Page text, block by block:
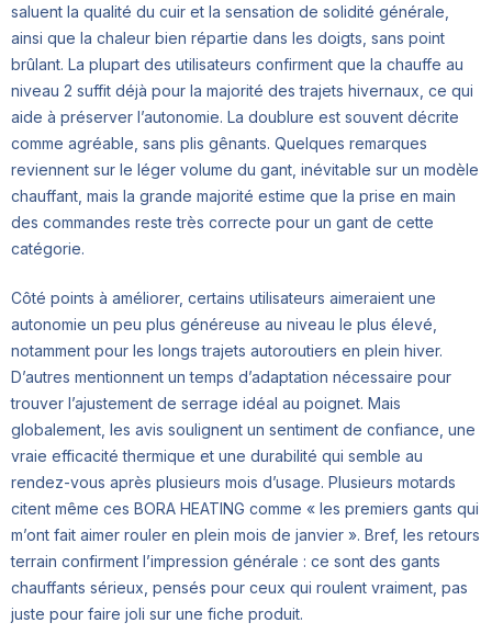
saluent la qualité du cuir et la sensation de solidité générale,
ainsi que la chaleur bien répartie dans les doigts, sans point
brûlant. La plupart des utilisateurs confirment que la chauffe au
niveau 2 suffit déjà pour la majorité des trajets hivernaux, ce qui
aide à préserver l’autonomie. La doublure est souvent décrite
comme agréable, sans plis gênants. Quelques remarques
reviennent sur le léger volume du gant, inévitable sur un modèle
chauffant, mais la grande majorité estime que la prise en main
des commandes reste très correcte pour un gant de cette
catégorie.
Côté points à améliorer, certains utilisateurs aimeraient une
autonomie un peu plus généreuse au niveau le plus élevé,
notamment pour les longs trajets autoroutiers en plein hiver.
D’autres mentionnent un temps d’adaptation nécessaire pour
trouver l’ajustement de serrage idéal au poignet. Mais
globalement, les avis soulignent un sentiment de confiance, une
vraie efficacité thermique et une durabilité qui semble au
rendez-vous après plusieurs mois d’usage. Plusieurs motards
citent même ces BORA HEATING comme « les premiers gants qui
m’ont fait aimer rouler en plein mois de janvier ». Bref, les retours
terrain confirment l’impression générale : ce sont des gants
chauffants sérieux, pensés pour ceux qui roulent vraiment, pas
juste pour faire joli sur une fiche produit.